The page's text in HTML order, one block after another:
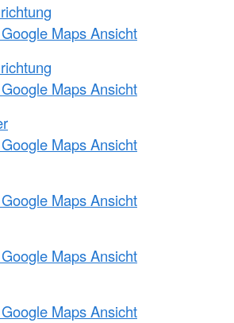
Maps Ansicht
Maps Ansicht
Maps Ansicht
Maps Ansicht
Maps Ansicht
Maps Ansicht